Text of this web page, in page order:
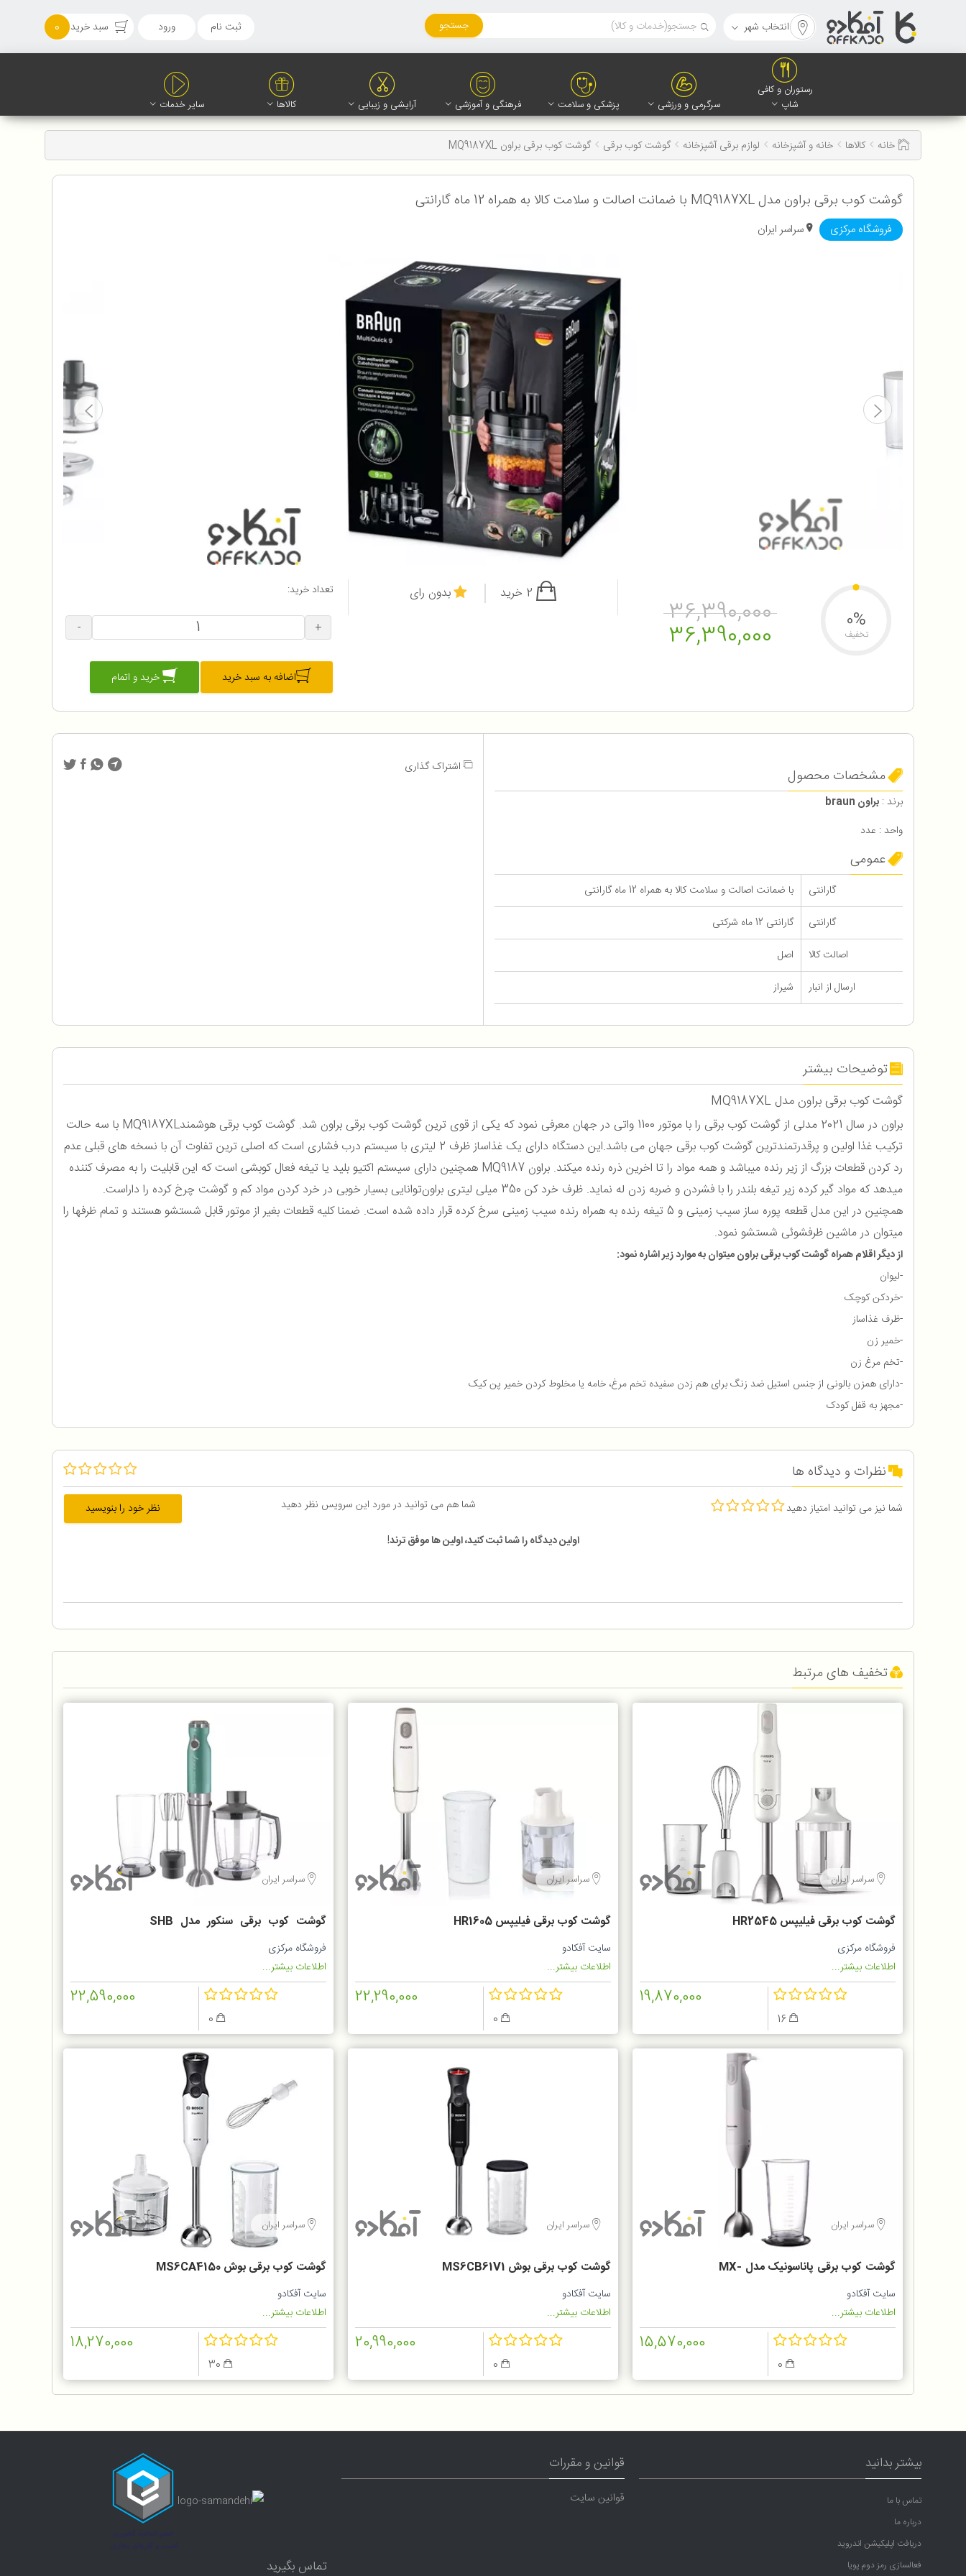
انتخاب شهر جستجو ثبت نام ورود سبد خرید 0
رستوران و کافی
شاپ
سرگرمی و ورزشی پزشکی و سلامت فرهنگی و آموزشی آرایشی و زیبایی کالاها سایر خدمات
خانه کالاها خانه و آشپزخانه لوازم برقی آشپزخانه گوشت کوب برقی گوشت کوب برقی براون MQ9187XL
گوشت کوب برقی براون مدل MQ9187XL با ضمانت اصالت و سلامت کالا به همراه 12 ماه گارانتی
فروشگاه مرکزی سراسر ایران
36,390,000
36,390,000 0%
تخفیف
بدون رای تعداد خرید:
+
-
اضافه به سبد خرید خرید و اتمام
مشخصات محصول
برند : براون braun
واحد : عدد
عمومی
گارانتی
با ضمانت اصالت و سلامت کالا به همراه 12 ماه گارانتی
گارانتی
گارانتی 12 ماه شرکتی
اصالت کالا
اصل
ارسال از انبار
شیراز
اشتراک گذاری
توضیحات بیشتر
گوشت کوب برقی براون مدل MQ9187XL
براون در سال 2021 مدلی از گوشت کوب برقی را با موتور 1100 واتی در جهان معرفی نمود که یکی از قوی ترین گوشت کوب برقی براون شد. گوشت کوب برقی هوشمند
MQ9187XL با سه حالت
ترکیب غذا اولین و پرقدرتمندترین گوشت کوب برقی جهان می باشد
.این دستگاه دارای یک غذاساز ظرف 2 لیتری با سیستم درب فشاری است که اصلی ترین تفاوت آن با نسخه های قبلی عدم
رد کردن قطعات بزرگ از زیر رنده میباشد و همه مواد را تا اخرین ذره رنده میکند.
براون MQ9187 همچنین دارای سیستم اکتیو بلید یا تیغه فعال کوبشی است که این قابلیت را به مصرف کننده
میدهد که مواد گیر کرده زیر تیغه بلندر را با فشردن و ضربه زدن له نماید. ظرف خرد کن 350 میلی لیتری براون
توانایی بسیار خوبی در خرد کردن مواد کم و گوشت چرخ کرده را داراست.
همچنین در این مدل قطعه پوره ساز سیب زمینی و 5 تیغه رنده به همراه رنده سیب زمینی سرخ کرده قرار داده شده است.
ضمنا کلیه قطعات بغیر از موتور قابل شستشو هستند و تمام ظرفها را
میتوان در ماشین ظرفشوئی شستشو نمود.
از دیگر اقلام همراه گوشت کوب برقی براون میتوان به موارد زیر اشاره نمود:
-لیوان
-خردکن کوچک
-ظرف غذاساز
-خمیر زن
-تخم مرغ زن
-دارای همزن بالونی از جنس استیل ضد زنگ برای هم زدن سفیده تخم مرغ، خامه یا مخلوط کردن خمیر پن کیک
-مجهز به قفل کودک
نظرات و دیدگاه ها
شما نیز می توانید امتیاز دهید شما هم می توانید در مورد این سرویس نظر دهید
نظر خود را بنویسید
اولین دیدگاه را شما ثبت کنید، اولین ها موفق ترند!
تخفیف های مرتبط
سراسر ایران
گوشت کوب برقی فیلیپس HR2545
فروشگاه مرکزی
اطلاعات بیشتر...
19,870,000
سراسر ایران
گوشت کوب برقی فیلیپس HR1605
سایت آفکادو
اطلاعات بیشتر...
22,290,000
سراسر ایران
گوشت کوب برقی سنکور مدل SHB
5601GR
فروشگاه مرکزی
اطلاعات بیشتر...
22,590,000
سراسر ایران
گوشت کوب برقی پاناسونیک مدل MX-
GS1
سایت آفکادو
اطلاعات بیشتر...
15,570,000
سراسر ایران
گوشت کوب برقی بوش MS6CB61V1
سایت آفکادو
اطلاعات بیشتر...
20,990,000
سراسر ایران
گوشت کوب برقی بوش MS6CA4150
سایت آفکادو
اطلاعات بیشتر...
18,270,000
بیشتر بدانید
تماس با ما
درباره ما
دریافت اپلیکیشن اندروید
فعالسازی رمز دوم پویا
قوانین و مقررات
قوانین سایت
تماس بگیرید